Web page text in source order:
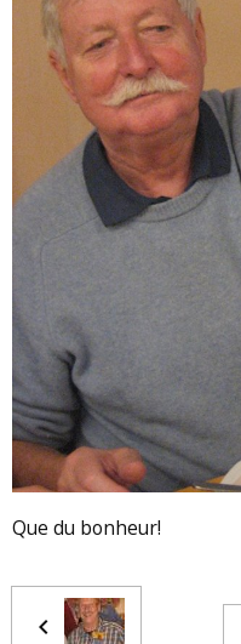
Que du bonheur!